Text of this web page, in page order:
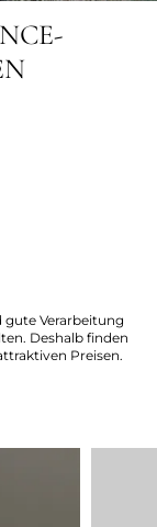
gute Verarbeitung
Deshalb finden
Preisen.